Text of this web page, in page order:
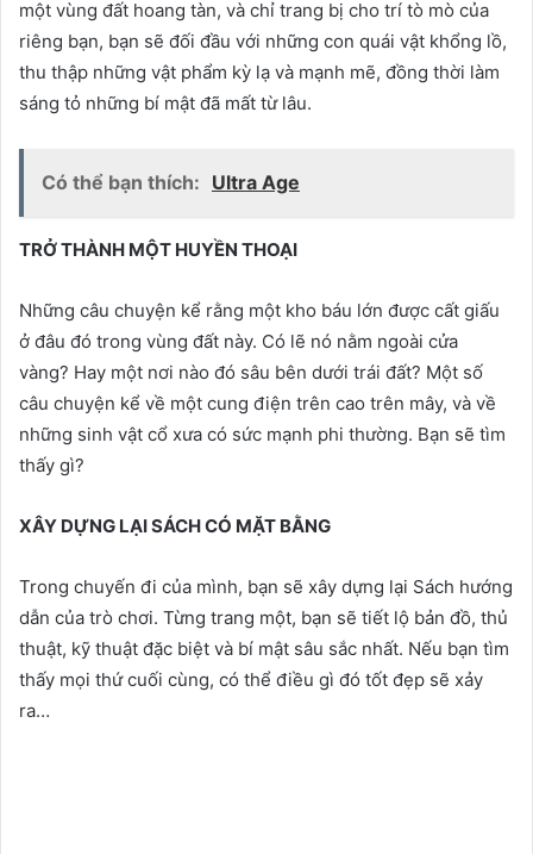
một vùng đất hoang tàn, và chỉ trang bị cho trí tò mò của
riêng bạn, bạn sẽ đối đầu với những con quái vật khổng lồ,
thu thập những vật phẩm kỳ lạ và mạnh mẽ, đồng thời làm
sáng tỏ những bí mật đã mất từ ​​lâu.
Có thể bạn thích: Ultra Age
TRỞ THÀNH MỘT HUYỀN THOẠI
Những câu chuyện kể rằng một kho báu lớn được cất giấu
ở đâu đó trong vùng đất này. Có lẽ nó nằm ngoài cửa
vàng? Hay một nơi nào đó sâu bên dưới trái đất? Một số
câu chuyện kể về một cung điện trên cao trên mây, và về
những sinh vật cổ xưa có sức mạnh phi thường. Bạn sẽ tìm
thấy gì?
XÂY DỰNG LẠI SÁCH CÓ MẶT BẰNG
Trong chuyến đi của mình, bạn sẽ xây dựng lại Sách hướng
dẫn của trò chơi. Từng trang một, bạn sẽ tiết lộ bản đồ, thủ
thuật, kỹ thuật đặc biệt và bí mật sâu sắc nhất. Nếu bạn tìm
thấy mọi thứ cuối cùng, có thể điều gì đó tốt đẹp sẽ xảy
ra…